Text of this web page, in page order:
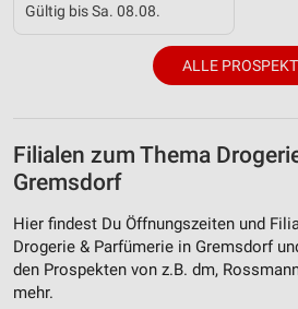
Gültig bis Sa. 08.08.
ALLE
Filialen zum Thema
Gremsdorf
Hier findest Du Öffnungszeiten und
Drogerie & Parfümerie in Gremsdorf
den Prospekten von z.B. dm,
mehr.